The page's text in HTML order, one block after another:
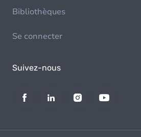
Bibliothèques
Se connecter
Suivez-nous